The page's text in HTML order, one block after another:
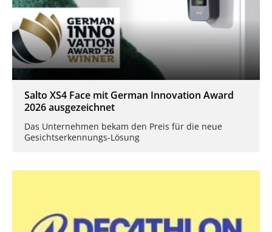
Salto XS4 Face mit German Innovation Award
2026 ausgezeichnet
Das Unternehmen bekam den Preis für die neue
Gesichtserkennungs-Lösung